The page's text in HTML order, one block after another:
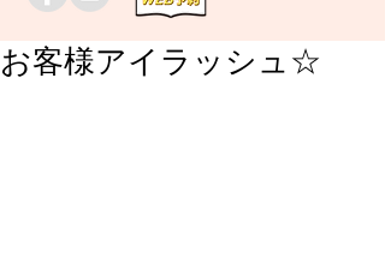
お客様アイラッシュ☆